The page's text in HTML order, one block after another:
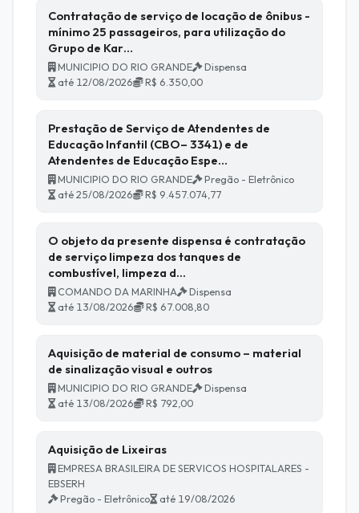
Contratação de serviço de locação de ônibus -
mínimo 25 passageiros, para utilização do
Grupo de Kar…
MUNICIPIO DO RIO GRANDE
Dispensa
até 12/08/2026
R$ 6.350,00
Prestação de Serviço de Atendentes de
Educação Infantil (CBO– 3341) e de
Atendentes de Educação Espe…
MUNICIPIO DO RIO GRANDE
Pregão - Eletrônico
até 25/08/2026
R$ 9.457.074,77
O objeto da presente dispensa é contratação
de serviço limpeza dos tanques de
combustível, limpeza d…
COMANDO DA MARINHA
Dispensa
até 13/08/2026
R$ 67.008,80
Aquisição de material de consumo – material
de sinalização visual e outros
MUNICIPIO DO RIO GRANDE
Dispensa
até 13/08/2026
R$ 792,00
Aquisição de Lixeiras
EMPRESA BRASILEIRA DE SERVICOS HOSPITALARES -
EBSERH
Pregão - Eletrônico
até 19/08/2026